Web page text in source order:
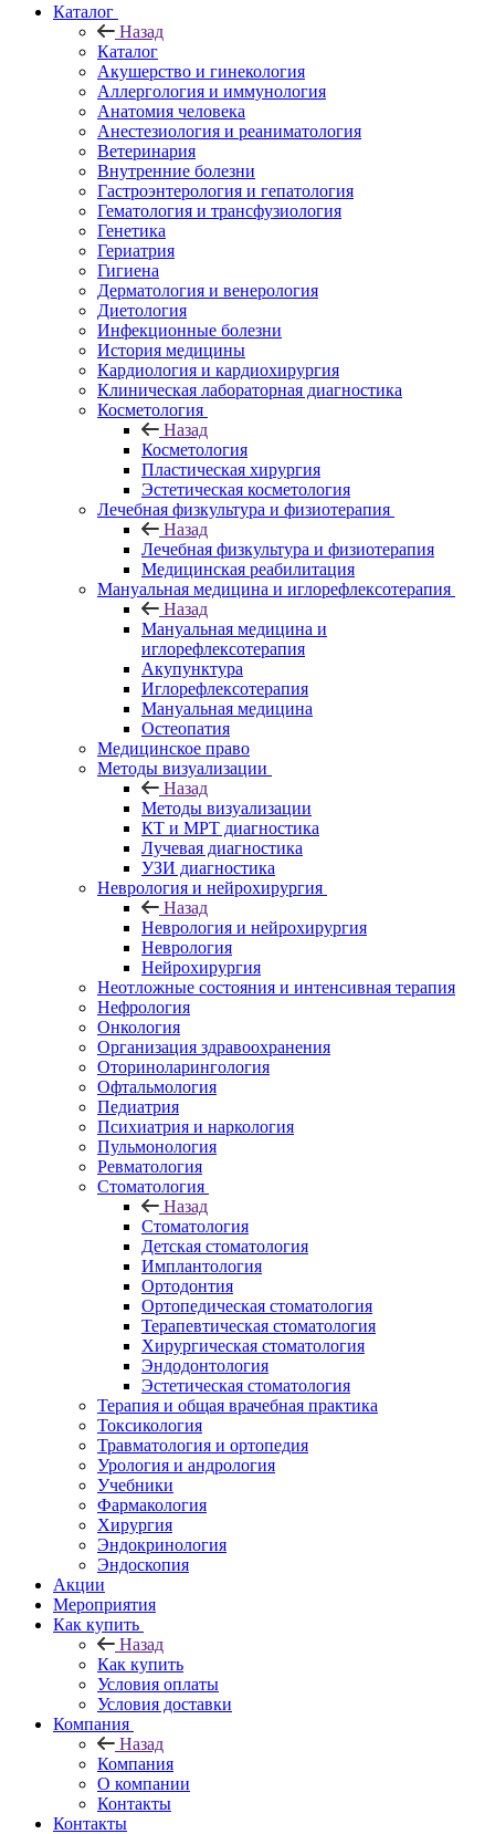
Каталог
Назад
Каталог
Акушерство и гинекология
Аллергология и иммунология
Анатомия человека
Анестезиология и реаниматология
Ветеринария
Внутренние болезни
Гастроэнтерология и гепатология
Гематология и трансфузиология
Генетика
Гериатрия
Гигиена
Дерматология и венерология
Диетология
Инфекционные болезни
История медицины
Кардиология и кардиохирургия
Клиническая лабораторная диагностика
Косметология
Назад
Косметология
Пластическая хирургия
Эстетическая косметология
Лечебная физкультура и физиотерапия
Назад
Лечебная физкультура и физиотерапия
Медицинская реабилитация
Мануальная медицина и иглорефлексотерапия
Назад
Мануальная медицина и
иглорефлексотерапия
Акупунктура
Иглорефлексотерапия
Мануальная медицина
Остеопатия
Медицинское право
Методы визуализации
Назад
Методы визуализации
КТ и МРТ диагностика
Лучевая диагностика
УЗИ диагностика
Неврология и нейрохирургия
Назад
Неврология и нейрохирургия
Неврология
Нейрохирургия
Неотложные состояния и интенсивная терапия
Нефрология
Онкология
Организация здравоохранения
Оториноларингология
Офтальмология
Педиатрия
Психиатрия и наркология
Пульмонология
Ревматология
Стоматология
Назад
Стоматология
Детская стоматология
Имплантология
Ортодонтия
Ортопедическая стоматология
Терапевтическая стоматология
Хирургическая стоматология
Эндодонтология
Эстетическая стоматология
Терапия и общая врачебная практика
Токсикология
Травматология и ортопедия
Урология и андрология
Учебники
Фармакология
Хирургия
Эндокринология
Эндоскопия
Акции
Мероприятия
Как купить
Назад
Как купить
Условия оплаты
Условия доставки
Компания
Назад
Компания
О компании
Контакты
Контакты